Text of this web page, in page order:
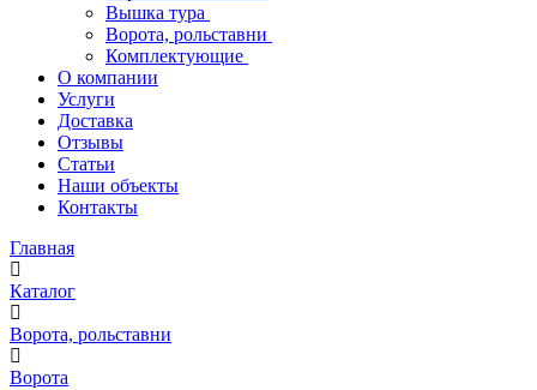
Вышка тура
Ворота, рольставни
Комплектующие
О компании
Услуги
Доставка
Отзывы
Статьи
Наши объекты
Контакты
Главная
Каталог
Ворота, рольставни
Ворота